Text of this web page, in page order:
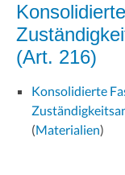
(Art. 216)
Konsolidierte
(Materialien)